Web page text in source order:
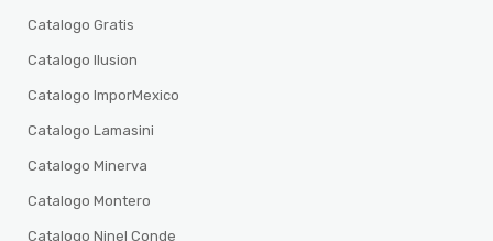
Catalogo Gratis
Catalogo Ilusion
Catalogo ImporMexico
Catalogo Lamasini
Catalogo Minerva
Catalogo Montero
Catalogo Ninel Conde